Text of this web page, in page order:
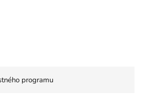
programu